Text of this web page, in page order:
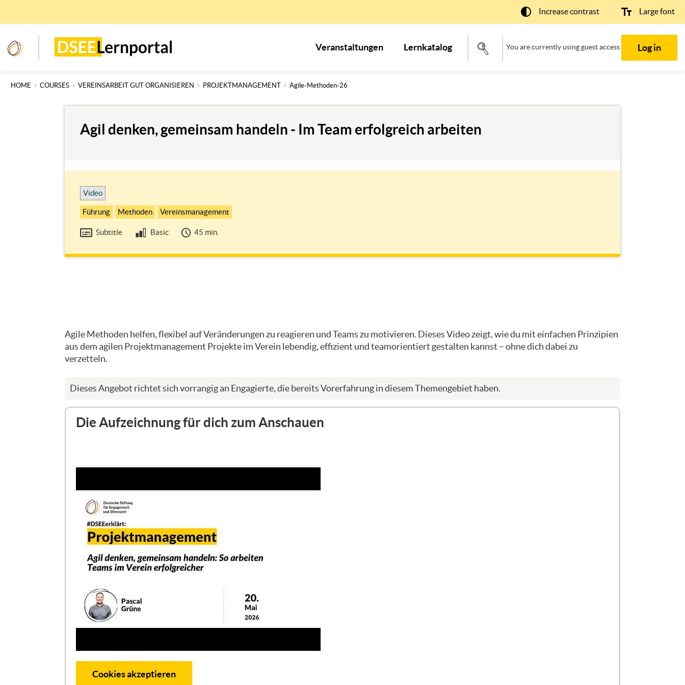
content
Increase contrast Large font
dseelernportal Veranstaltungen Lernkatalog You are currently using guest access Log in
HOME COURSES VEREINSARBEIT GUT ORGANISIEREN PROJEKTMANAGEMENT Agile-Methoden-26
Agil denken, gemeinsam handeln - Im Team erfolgreich arbeiten
Video
Führung Methoden Vereinsmanagement
Subtitle Basic 45 min.
outline
Agile Methoden helfen, flexibel auf Veränderungen zu reagieren und Teams zu motivieren. Dieses Video zeigt, wie du mit einfachen Prinzipien
aus dem agilen Projektmanagement Projekte im Verein lebendig, effizient und teamorientiert gestalten kannst – ohne dich dabei zu
verzetteln.
Dieses Angebot richtet sich vorrangig an Engagierte, die bereits Vorerfahrung in diesem Themengebiet haben.
Die Aufzeichnung für dich zum Anschauen
Cookies akzeptieren